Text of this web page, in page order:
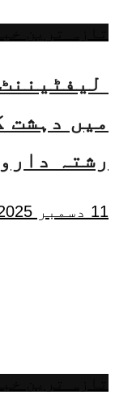
میں دہشت
رشتہ
11 دسمبر 2025